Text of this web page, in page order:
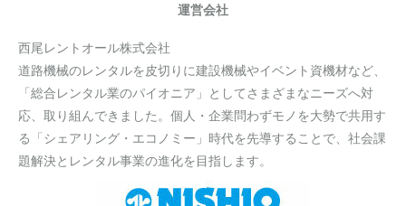
運営会社
西尾レントオール株式会社
道路機械のレンタルを皮切りに建設機械やイベント資機材など、
「総合レンタル業のパイオニア」としてさまざまなニーズへ対
応、取り組んできました。個人・企業問わずモノを大勢で共用す
る「シェアリング・エコノミー」時代を先導することで、社会課
題解決とレンタル事業の進化を目指します。